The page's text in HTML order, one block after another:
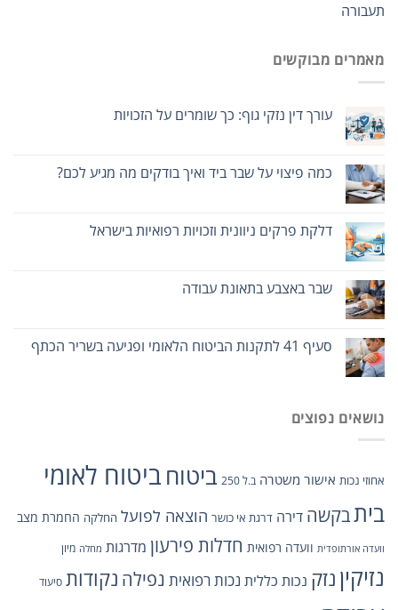
תעבורה
מאמרים מבוקשים
עורך דין נזקי גוף: כך שומרים על הזכויות
כמה פיצוי על שבר ביד ואיך בודקים מה מגיע לכם?
דלקת פרקים ניוונית וזכויות רפואיות בישראל
שבר באצבע בתאונת עבודה
סעיף 41 לתקנות הביטוח הלאומי ופגיעה בשריר הכתף
נושאים נפוצים
אחוזי נכות אישור משטרה ב.ל 250 ביטוחביטוח לאומי
ביתבקשה דירה דרגת אי כושר הוצאה לפועל החלקה החמרת מצב
וועדה אורתופדית וועדה רפואית חדלות פירעון מדרגות מחלה מיון
נזיקיןנזק נכות כללית נכות רפואית נפילה נקודות סיעוד